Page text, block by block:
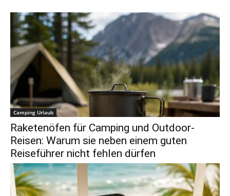
Camping Urlaub
Raketenöfen für Camping und Outdoor-
Reisen: Warum sie neben einem guten
Reiseführer nicht fehlen dürfen